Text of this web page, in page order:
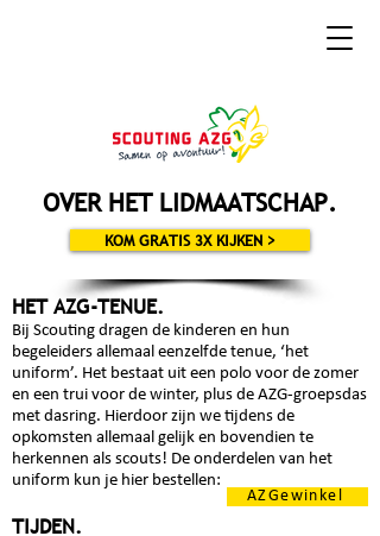
OVER HET LIDMAATSCHAP.
KOM GRATIS 3X KIJKEN >
HET AZG-TENUE.
Bij Scouting dragen de kinderen en hun
begeleiders allemaal eenzelfde tenue, ‘het
uniform’. Het bestaat uit een polo voor de zomer
en een trui voor de winter, plus de AZG-groepsdas
met dasring. Hierdoor zijn we tijdens de
opkomsten allemaal gelijk en bovendien te
herkennen als scouts! De onderdelen van het
uniform kun je hier bestellen:
TIJDEN.
AZGewinkel